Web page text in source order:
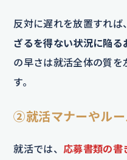
反対に遅れを放置すれば
ざるを得ない状況に陥る
の早さは就活全体の質を
す。
②就活マナーやルー
就活では、 応募書類の書